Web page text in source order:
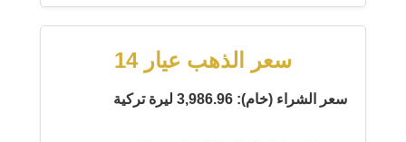
سعر الذهب عيار 14
سعر الشراء (خام): 3,986.96 ليرة تركية